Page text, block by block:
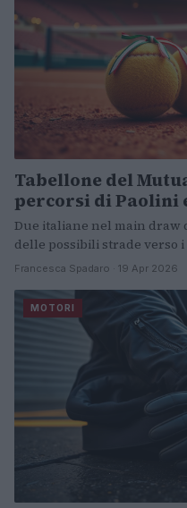
Tabellone del
percorsi di Paolini
Due italiane nel main draw
delle possibili strade verso
Francesca Spadaro · 19 Apr 2026
MOTORI